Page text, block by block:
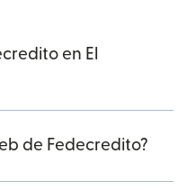
en El
de Fedecredito?